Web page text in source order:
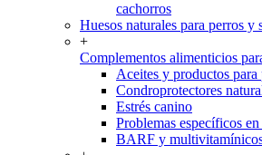
cachorros
Huesos naturales para perros y
+
Complementos alimenticios
Aceites y productos
Condroprotectores
Estrés canino
Problemas específicos
BARF y